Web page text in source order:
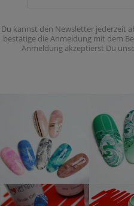
Du kannst den Newsletter jederzeit
bestätige die Anmeldung mit dem
Anmeldung akzeptierst Du